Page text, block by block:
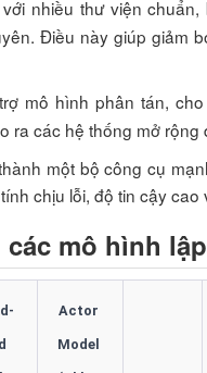
nhiều thư viện
Điều này giúp giảm
mô hình phân tán,
ra các hệ thống mở rộng
một bộ công cụ
chịu lỗi, độ tin cậy
các mô hình
Actor
Model